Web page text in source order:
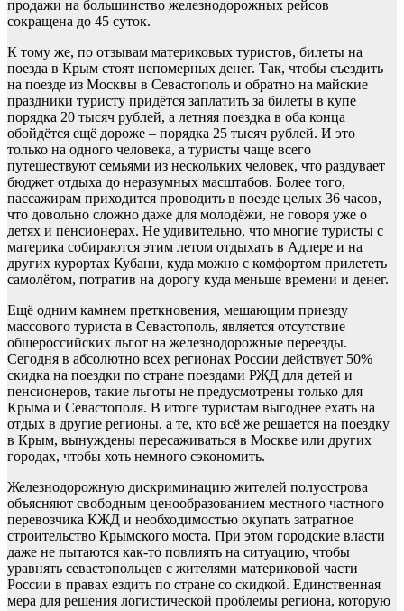
продажи на большинство железнодорожных рейсов
сокращена до 45 суток.
К тому же, по отзывам материковых туристов, билеты на
поезда в Крым стоят непомерных денег. Так, чтобы съездить
на поезде из Москвы в Севастополь и обратно на майские
праздники туристу придётся заплатить за билеты в купе
порядка 20 тысяч рублей, а летняя поездка в оба конца
обойдётся ещё дороже – порядка 25 тысяч рублей. И это
только на одного человека, а туристы чаще всего
путешествуют семьями из нескольких человек, что раздувает
бюджет отдыха до неразумных масштабов. Более того,
пассажирам приходится проводить в поезде целых 36 часов,
что довольно сложно даже для молодёжи, не говоря уже о
детях и пенсионерах. Не удивительно, что многие туристы с
материка собираются этим летом отдыхать в Адлере и на
других курортах Кубани, куда можно с комфортом прилететь
самолётом, потратив на дорогу куда меньше времени и денег.
Ещё одним камнем преткновения, мешающим приезду
массового туриста в Севастополь, является отсутствие
общероссийских льгот на железнодорожные переезды.
Сегодня в абсолютно всех регионах России действует 50%
скидка на поездки по стране поездами РЖД для детей и
пенсионеров, такие льготы не предусмотрены только для
Крыма и Севастополя. В итоге туристам выгоднее ехать на
отдых в другие регионы, а те, кто всё же решается на поездку
в Крым, вынуждены пересаживаться в Москве или других
городах, чтобы хоть немного сэкономить.
Железнодорожную дискриминацию жителей полуострова
объясняют свободным ценообразованием местного частного
перевозчика КЖД и необходимостью окупать затратное
строительство Крымского моста. При этом городские власти
даже не пытаются как-то повлиять на ситуацию, чтобы
уравнять севастопольцев с жителями материковой части
России в правах ездить по стране со скидкой. Единственная
мера для решения логистической проблемы региона, которую